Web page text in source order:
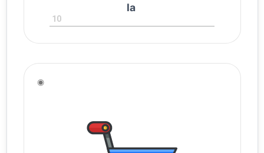
la
10
◉